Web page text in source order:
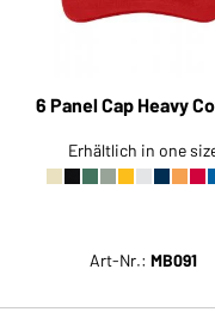
6 Panel Cap Heavy
Erhältlich in one
Art-Nr.:MB091